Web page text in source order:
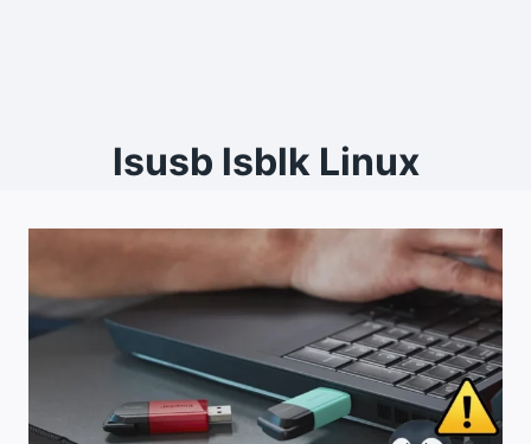
lsusb lsblk Linux